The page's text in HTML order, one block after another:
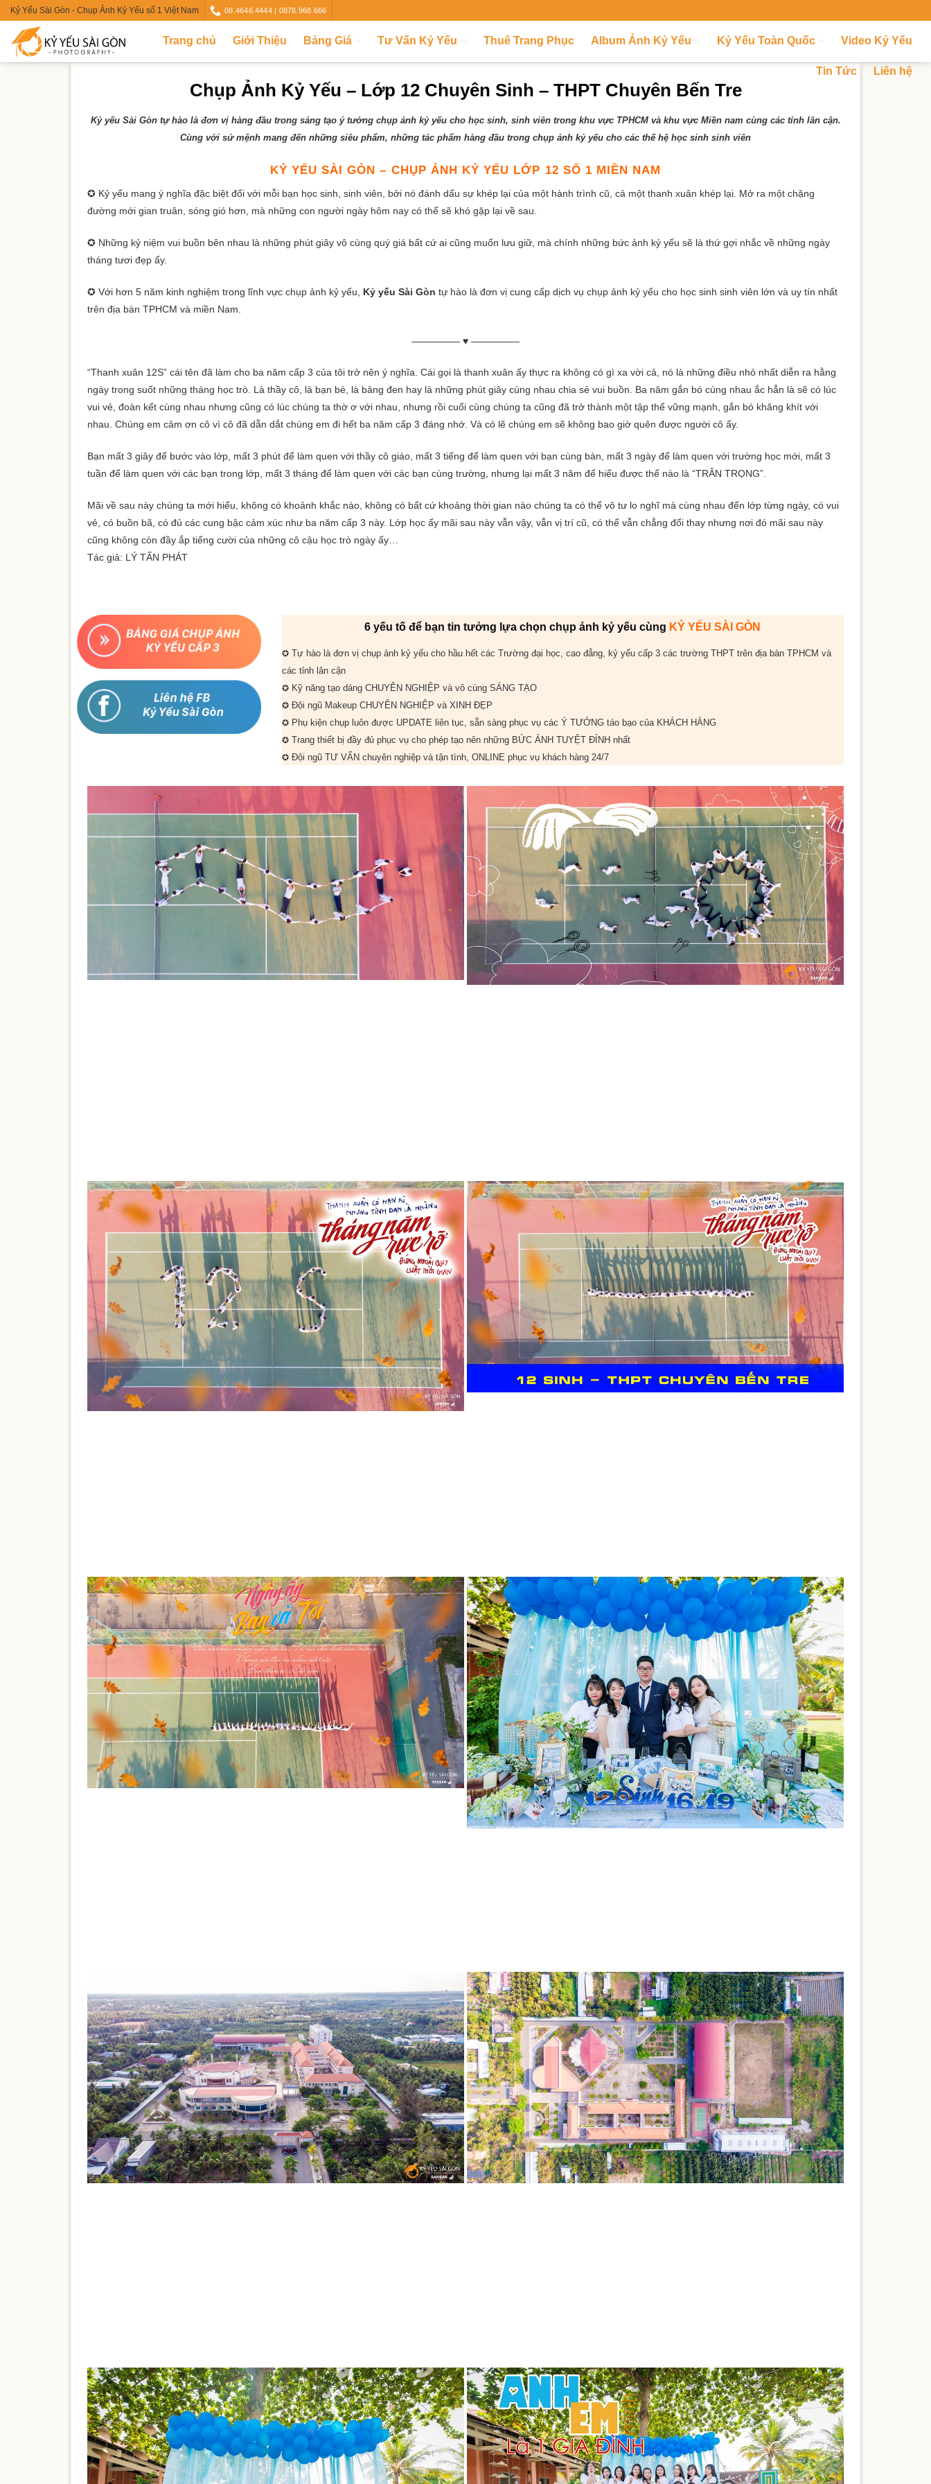
Skip
content
Kỷ Yếu Sài Gòn - Chụp Ảnh Kỷ Yếu số 1 Việt Nam 08.4646.4444 | 0878.968.666
Trang chủ Giới Thiệu Bảng Giá Tư Vấn Kỷ Yếu Thuê Trang Phục Album Ảnh Kỷ Yếu Kỷ Yếu Toàn Quốc Video Kỷ Yếu
Tin Tức Liên hệ
Chụp Ảnh Kỷ Yếu – Lớp 12 Chuyên Sinh – THPT Chuyên Bến Tre
Kỷ yếu Sài Gòn tự hào là đơn vị hàng đầu trong sáng tạo ý tưởng chụp ảnh kỷ yếu cho học sinh, sinh viên trong khu vực TPHCM và khu vực Miền nam cùng các tỉnh lân cận.
Cùng với sứ mệnh mang đến những siêu phẩm, những tác phẩm hàng đầu trong chụp ảnh kỷ yếu cho các thế hệ học sinh sinh viên
KỶ YẾU SÀI GÒN – CHỤP ẢNH KỶ YẾU LỚP 12 SỐ 1 MIỀN NAM
✪ Kỷ yếu mang ý nghĩa đặc biệt đối với mỗi bạn học sinh, sinh viên, bởi nó đánh dấu sự khép lại của một hành trình cũ, cả một thanh xuân khép lại. Mở ra một chặng
đường mới gian truân, sóng gió hơn, mà những con người ngày hôm nay có thể sẽ khó gặp lại về sau.
✪ Những kỷ niệm vui buồn bên nhau là những phút giây vô cùng quý giá bất cứ ai cũng muốn lưu giữ, mà chính những bức ảnh kỷ yếu sẽ là thứ gợi nhắc về những ngày
tháng tươi đẹp ấy.
✪ Với hơn 5 năm kinh nghiệm trong lĩnh vực chụp ảnh kỷ yếu, Kỷ yếu Sài Gòn tự hào là đơn vị cung cấp dịch vụ chụp ảnh kỷ yếu cho học sinh sinh viên lớn và uy tín nhất
trên địa bàn TPHCM và miền Nam.
————— ♥ —————
“Thanh xuân 12S” cái tên đã làm cho ba năm cấp 3 của tôi trở nên ý nghĩa. Cái gọi là thanh xuân ấy thực ra không có gì xa vời cả, nó là những điều nhỏ nhất diễn ra hằng
ngày trong suốt những tháng học trò. Là thầy cô, là bạn bè, là bảng đen hay là những phút giây cùng nhau chia sẻ vui buồn. Ba năm gắn bó cùng nhau ắc hẳn là sẽ có lúc
vui vẻ, đoàn kết cùng nhau nhưng cũng có lúc chúng ta thờ ơ với nhau, nhưng rồi cuối cùng chúng ta cũng đã trở thành một tập thể vững mạnh, gắn bó khăng khít với
nhau. Chúng em cảm ơn cô vì cô đã dẫn dắt chúng em đi hết ba năm cấp 3 đáng nhớ. Và có lẽ chúng em sẽ không bao giờ quên được người cô ấy.
Bạn mất 3 giây để bước vào lớp, mất 3 phút để làm quen với thầy cô giáo, mất 3 tiếng để làm quen với bạn cùng bàn, mất 3 ngày để làm quen với trường học mới, mất 3
tuần để làm quen với các bạn trong lớp, mất 3 tháng để làm quen với các bạn cùng trường, nhưng lại mất 3 năm để hiểu được thế nào là “TRÂN TRỌNG”.
Mãi về sau này chúng ta mới hiểu, không có khoảnh khắc nào, không có bất cứ khoảng thời gian nào chúng ta có thể vô tư lo nghĩ mà cùng nhau đến lớp từng ngày, có vui
vẻ, có buồn bã, có đủ các cung bậc cảm xúc như ba năm cấp 3 này. Lớp học ấy mãi sau này vẫn vậy, vẫn vị trí cũ, có thể vẫn chẳng đổi thay nhưng nơi đó mãi sau này
cũng không còn đầy ắp tiếng cười của những cô cậu học trò ngày ấy…
Tác giả: LÝ TẤN PHÁT
6 yếu tố để bạn tin tưởng lựa chọn chụp ảnh kỷ yếu cùng KỶ YẾU SÀI GÒN
✪Tự hào là đơn vị chụp ảnh kỷ yếu cho hầu hếtcác Trường đại học, cao đẳng, kỷ yếu cấp 3 các trường THPT trên địa bàn TPHCM và
các tỉnh lân cận
✪Kỹ năng tạo dáng CHUYÊN NGHIỆP và vô cùng SÁNG TẠO
✪Đội ngũ Makeup CHUYÊN NGHIỆP và XINH ĐẸP
✪Phụ kiện chụp luôn được UPDATE liên tục, sẵn sàng phục vụ các Ý TƯỞNGtáo bạo của KHÁCH HÀNG
✪Trang thiết bị đầy đủ phục vụ cho phép tạo nên những BỨC ẢNH TUYỆT ĐỈNH nhất
✪Đội ngũ TƯ VẤN chuyên nghiệp và tận tình, ONLINE phục vụ khách hàng 24/7